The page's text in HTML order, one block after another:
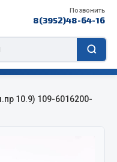
Позвонить
8(3952)48-64-16
10.9) 109-6016200-